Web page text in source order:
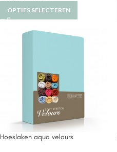
OPTIES SELECTEREN
Hoeslaken aqua velours